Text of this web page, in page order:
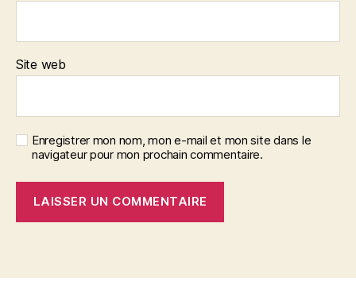
Site web
Enregistrer mon nom, mon e-mail et mon site dans le
navigateur pour mon prochain commentaire.